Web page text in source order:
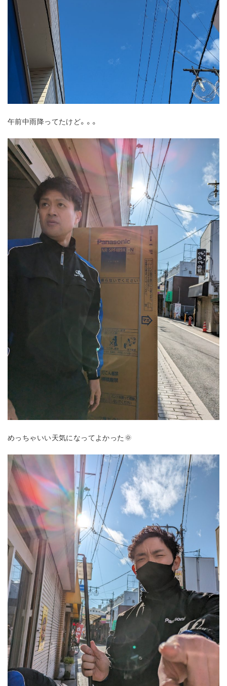
午前中雨降ってたけど。。。
めっちゃいい天気になってよかった🌞